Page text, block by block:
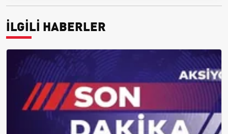
İLGİLİ HABERLER